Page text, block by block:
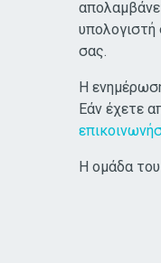
υπολογιστή
σας.
Η
Εάν έχετε
Η ομάδα